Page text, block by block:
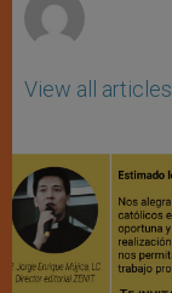
View all articles